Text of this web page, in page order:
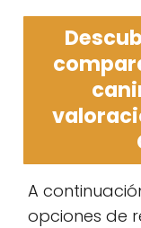
A
opciones de